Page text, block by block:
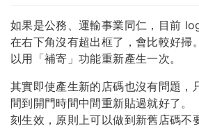
如果是公務、運輸事業同仁，目前
在右下角沒有超出框了，會比較好掃
以用「補寄」功能重新產生一次。
其實即使產生新的店碼也沒有問題，
間到開門時間中間重新貼過就好了。
刻生效，原則上可以做到新舊店碼不